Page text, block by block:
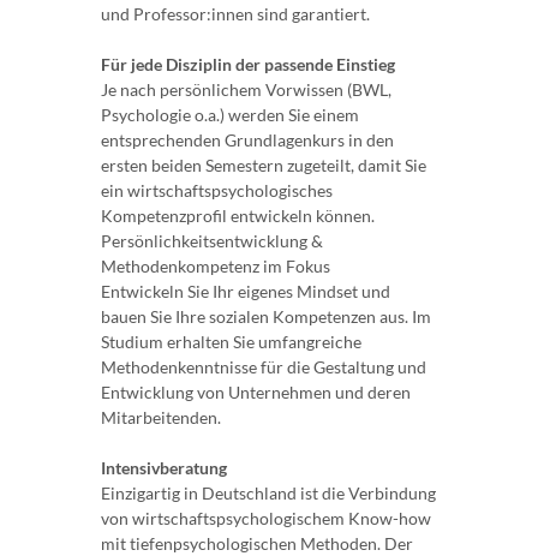
und Professor:innen sind garantiert.
Für jede Disziplin der passende Einstieg
Je nach persönlichem Vorwissen (BWL,
Psychologie o.a.) werden Sie einem
entsprechenden Grundlagenkurs in den
ersten beiden Semestern zugeteilt, damit Sie
ein wirtschaftspsychologisches
Kompetenzprofil entwickeln können.
Persönlichkeitsentwicklung &
Methodenkompetenz im Fokus
Entwickeln Sie Ihr eigenes Mindset und
bauen Sie Ihre sozialen Kompetenzen aus. Im
Studium erhalten Sie umfangreiche
Methodenkenntnisse für die Gestaltung und
Entwicklung von Unternehmen und deren
Mitarbeitenden.
Intensivberatung
Einzigartig in Deutschland ist die Verbindung
von wirtschaftspsychologischem Know-how
mit tiefenpsychologischen Methoden. Der